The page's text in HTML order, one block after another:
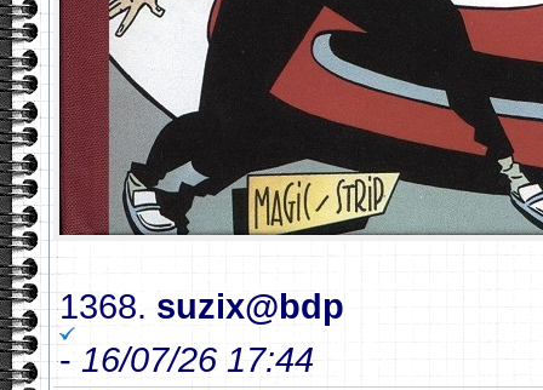
1368. suzix@bdp
- 16/07/26 17:44